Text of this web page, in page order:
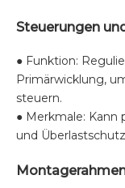
Steuerungen
● Funktion:
Primärwicklung,
steuern.
● Merkmale:
und